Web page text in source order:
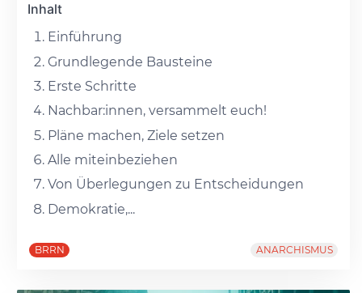
Inhalt
Einführung
Grundlegende Bausteine
Erste Schritte
Nachbar:innen, versammelt euch!
Pläne machen, Ziele setzen
Alle miteinbeziehen
Von Überlegungen zu Entscheidungen
Demokratie,...
BRRN ANARCHISMUS